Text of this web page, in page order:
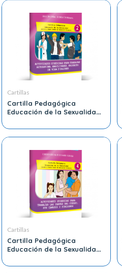
Cartillas
Cartilla Pedagógica
Educación de la Sexualidad
Educación Primaria 2
Cartillas
Cartilla Pedagógica
Educación de la Sexualidad
Educación Primaria 4